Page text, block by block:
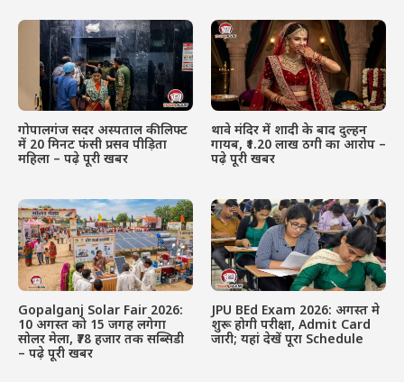
गोपालगंज सदर अस्पताल की लिफ्ट
में 20 मिनट फंसी प्रसव पीड़िता
महिला – पढ़े पूरी खबर
थावे मंदिर में शादी के बाद दुल्हन
गायब, ₹1.20 लाख ठगी का आरोप –
पढ़े पूरी खबर
Gopalganj Solar Fair 2026:
10 अगस्त को 15 जगह लगेगा
सोलर मेला, ₹78 हजार तक सब्सिडी
– पढ़े पूरी खबर
JPU BEd Exam 2026: अगस्त मे
शुरू होगी परीक्षा, Admit Card
जारी; यहां देखें पूरा Schedule